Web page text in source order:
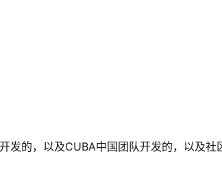
的，以及CUBA中国团队开发的，以及社